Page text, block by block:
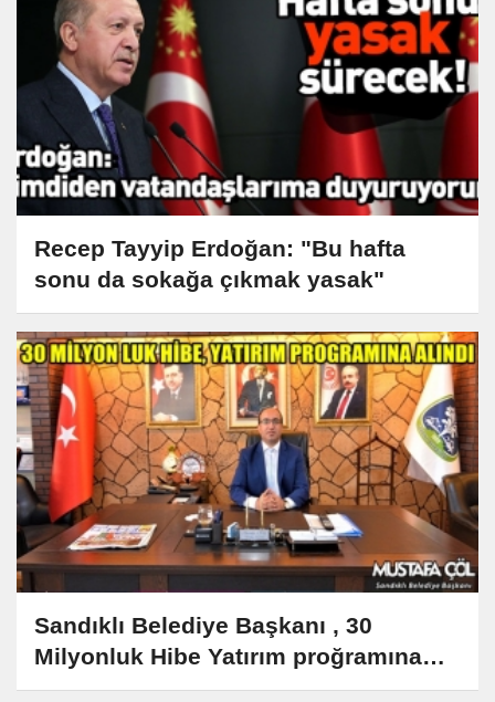
Recep Tayyip Erdoğan: "Bu hafta
sonu da sokağa çıkmak yasak"
Sandıklı Belediye Başkanı , 30
Milyonluk Hibe Yatırım proğramına
alındı